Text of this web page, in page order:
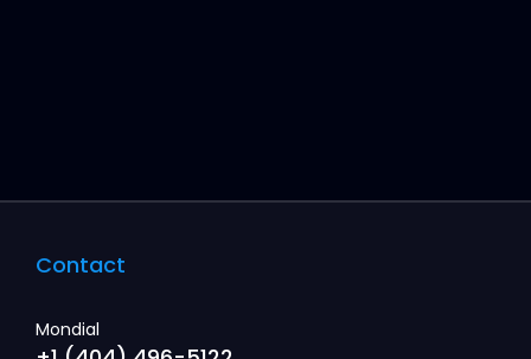
Contact
Mondial